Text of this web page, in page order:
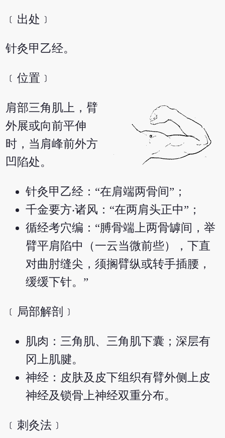
﹝出处﹞
针灸甲乙经。
﹝位置﹞
肩部三角肌上，臂
外展或向前平伸
时，当肩峰前外方
凹陷处。
针灸甲乙经：“在肩端两骨间”；
千金要方‧诸风：“在两肩头正中”；
循经考穴编：“膊骨端上两骨罅间，举
臂平肩陷中（一云当微前些），下直
对曲肘缝尖，须搁臂纵或转手插腰，
缓缓下针。”
﹝局部解剖﹞
肌肉：三角肌、三角肌下囊；深层有
冈上肌腱。
神经：皮肤及皮下组织有臂外侧上皮
神经及锁骨上神经双重分布。
﹝刺灸法﹞